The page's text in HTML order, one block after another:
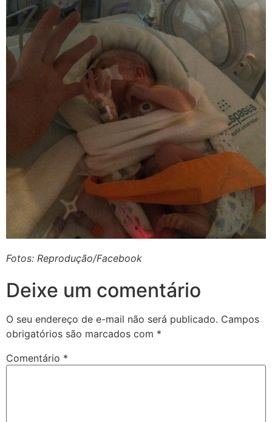
Fotos: Reprodução/Facebook
Deixe um comentário
O seu endereço de e-mail não será publicado. Campos
obrigatórios são marcados com *
Comentário *